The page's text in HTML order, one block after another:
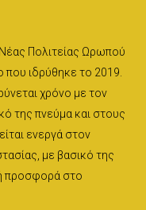
Πολιτείας Ωρωπού
που ιδρύθηκε το 2019.
χρόνο με τον
της πνεύμα και στους
ενεργά στον
με βασικό της
προσφορά στο